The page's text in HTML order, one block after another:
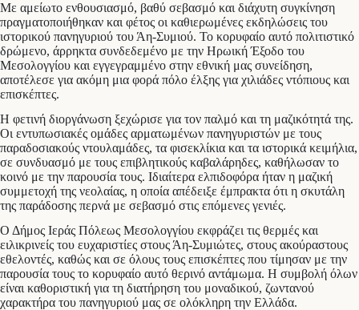
Με αμείωτο ενθουσιασμό, βαθύ σεβασμό και διάχυτη συγκίνηση
πραγματοποιήθηκαν και φέτος οι καθιερωμένες εκδηλώσεις του
ιστορικού πανηγυριού του Άη-Συμιού. Το κορυφαίο αυτό πολιτιστικό
δρώμενο, άρρηκτα συνδεδεμένο με την Ηρωική Έξοδο του
Μεσολογγίου και εγγεγραμμένο στην εθνική μας συνείδηση,
αποτέλεσε για ακόμη μια φορά πόλο έλξης για χιλιάδες ντόπιους και
επισκέπτες.
Η φετινή διοργάνωση ξεχώρισε για τον παλμό και τη μαζικότητά της.
Οι εντυπωσιακές ομάδες αρματωμένων πανηγυριστών με τους
παραδοσιακούς ντουλαμάδες, τα φισεκλίκια και τα ιστορικά κειμήλια,
σε συνδυασμό με τους επιβλητικούς καβαλάρηδες, καθήλωσαν το
κοινό με την παρουσία τους. Ιδιαίτερα ελπιδοφόρα ήταν η μαζική
συμμετοχή της νεολαίας, η οποία απέδειξε έμπρακτα ότι η σκυτάλη
της παράδοσης περνά με σεβασμό στις επόμενες γενιές.
Ο Δήμος Ιεράς Πόλεως Μεσολογγίου εκφράζει τις θερμές και
ειλικρινείς του ευχαριστίες στους Άη-Συμιώτες, στους ακούραστους
εθελοντές, καθώς και σε όλους τους επισκέπτες που τίμησαν με την
παρουσία τους το κορυφαίο αυτό θερινό αντάμωμα. Η συμβολή όλων
είναι καθοριστική για τη διατήρηση του μοναδικού, ζωντανού
χαρακτήρα του πανηγυριού μας σε ολόκληρη την Ελλάδα.